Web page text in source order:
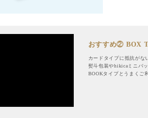
おすすめ② BOX
カードタイプに抵抗がな
熨斗包装やhikicaミニバ
BOOKタイプとうまくご